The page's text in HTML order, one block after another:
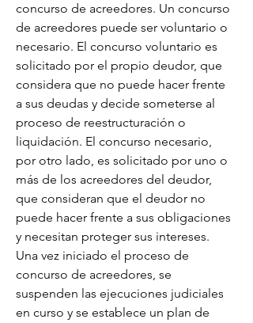
concurso de acreedores. Un concurso
de acreedores puede ser voluntario o
necesario. El concurso voluntario es
solicitado por el propio deudor, que
considera que no puede hacer frente
a sus deudas y decide someterse al
proceso de reestructuración o
liquidación. El concurso necesario,
por otro lado, es solicitado por uno o
más de los acreedores del deudor,
que consideran que el deudor no
puede hacer frente a sus obligaciones
y necesitan proteger sus intereses.
Una vez iniciado el proceso de
concurso de acreedores, se
suspenden las ejecuciones judiciales
en curso y se establece un plan de